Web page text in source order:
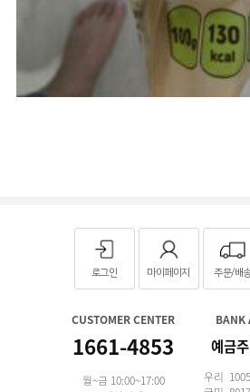
로그인 마이페이지 주문/배
CUSTOMER CENTER
1661-4853
월~금 10:00~17:00
BANK
예금
우리